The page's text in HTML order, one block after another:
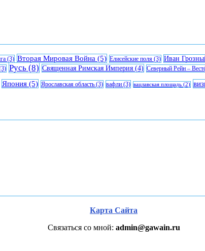
(3) Вторая Мировая Война (5) Елисейские поля (3) Иван
Русь (8) Священная Римская Империя (4) Северный Рейн –
Япония (5) Ярославская область (3) вафли (3) вацлавская площадь (2)
Карта Сайта
Связаться со мной: admin@gawain.ru